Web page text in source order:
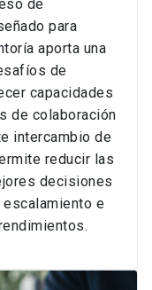
de
para
aporta una
de
capacidades
de colaboración
intercambio de
reducir las
decisiones
e